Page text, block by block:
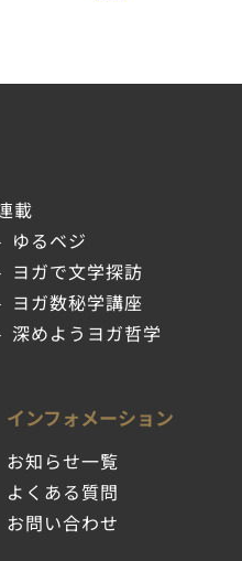
載
ゆるベジ
ヨガで文学探訪
ヨガ数秘学講座
深めようヨガ哲学
インフォメーション
お知らせ一覧
よくある質問
お問い合わせ